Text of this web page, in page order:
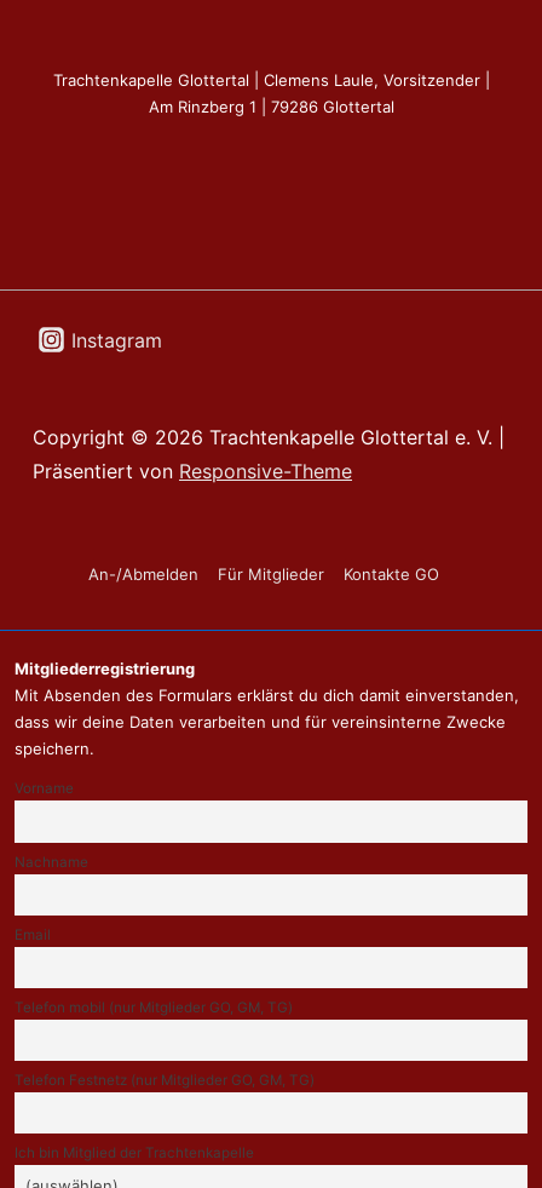
Trachtenkapelle Glottertal | Clemens Laule, Vorsitzender |
Am Rinzberg 1 | 79286 Glottertal
Instagram
Copyright © 2026 Trachtenkapelle Glottertal e. V.
Präsentiert von Responsive-Theme
Footer-
An-/Abmelden Für Mitglieder Kontakte GO
Mitgliederregistrierung
Mit Absenden des Formulars erklärst du dich damit einverstanden,
dass wir deine Daten verarbeiten und für vereinsinterne Zwecke
speichern.
Vorname
Nachname
Email
Telefon mobil (nur Mitglieder GO, GM, TG)
Telefon Festnetz (nur Mitglieder GO, GM, TG)
Ich bin Mitglied der Trachtenkapelle